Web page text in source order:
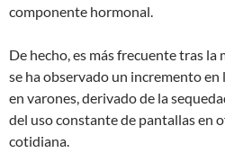
componente hormonal.
De hecho, es más frecuente tras
se ha observado un incremento
en varones, derivado de la
del uso constante de pantallas en
cotidiana.